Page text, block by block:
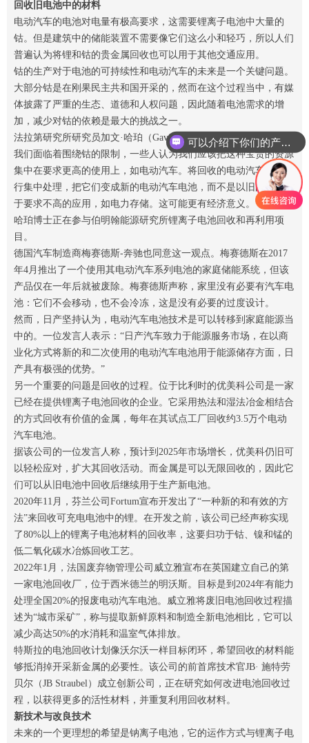
回收旧电池中的材料
电动汽车的电池对电量有极高要求，这需要锂离子电池中大量的
钴。但是建筑中的储能装置不需要像它们这么小和轻巧，所以人们
普遍认为将锂和钴的贵金属回收也可以用于其他交通应用。
钴的生产对于电池的可持续性和电动汽车的未来是一个关键问题。
大部分钴是在刚果民主共和国开采的，然而在这个过程当中，有媒
体披露了严重的生态、道德和人权问题，因此随着电池需求的增
加，减少对钴的依赖是最大的挑战之一。
法拉第研究所研究员加文·哈珀（Gavin Harper）博士指出：“如果
我们面临着围绕钴的限制，一些人认为我们应该把这种宝贵的资源
集中在要求更高的使用上，如电动汽车。将回收的电动汽车电池进
行集中处理，把它们变成新的电动汽车电池，而不是以旧的状态用
于要求不高的应用，如电力存储。这可能更有经济意义。”
哈珀博士正在参与伯明翰能源研究所锂离子电池回收和再利用项
目。
德国汽车制造商梅赛德斯-奔驰也同意这一观点。梅赛德斯在2017
年4月推出了一个使用其电动汽车系列电池的家庭储能系统，但该
产品仅在一年后就被废除。梅赛德斯声称，家里没有必要有汽车电
池：它们不会移动，也不会冷冻，这是没有必要的过度设计。
然而，日产坚持认为，电动汽车电池技术是可以转移到家庭能源当
中的。一位发言人表示：“日产汽车致力于能源服务市场，在以商
业化方式将新的和二次使用的电动汽车电池用于能源储存方面，日
产具有极强的优势。”
另一个重要的问题是回收的过程。位于比利时的优美科公司是一家
已经在提供锂离子电池回收的企业。它采用热法和湿法冶金相结合
的方式回收有价值的金属，每年在其试点工厂回收约3.5万个电动
汽车电池。
据该公司的一位发言人称，预计到2025年市场增长，优美科仍旧可
以轻松应对，扩大其回收活动。而金属是可以无限回收的，因此它
们可以从旧电池中回收后继续用于生产新电池。
2020年11月，芬兰公司Fortum宣布开发出了“一种新的和有效的方
法”来回收可充电电池中的锂。在开发之前，该公司已经声称实现
了80%以上的锂离子电池材料的回收率，这要归功于钴、镍和锰的
低二氧化碳水冶炼回收工艺。
2022年1月，法国废弃物管理公司威立雅宣布在英国建立自己的第
一家电池回收厂，位于西米德兰的明沃斯。目标是到2024年有能力
处理全国20%的报废电动汽车电池。威立雅将废旧电池回收过程描
述为“城市采矿”，称与提取新鲜原料和制造全新电池相比，它可以
减少高达50%的水消耗和温室气体排放。
特斯拉的电池回收计划像沃尔沃一样目标闭环，希望回收的材料能
够抵消掉开采新金属的必要性。该公司的前首席技术官JB· 施特劳
贝尔（JB Straubel）成立创新公司，正在研究如何改进电池回收过
程，以获得更多的活性材料，并重复利用回收材料。
新技术与改良技术
未来的一个更理想的希望是钠离子电池，它的运作方式与锂离子电
可以介绍下你们的产品么